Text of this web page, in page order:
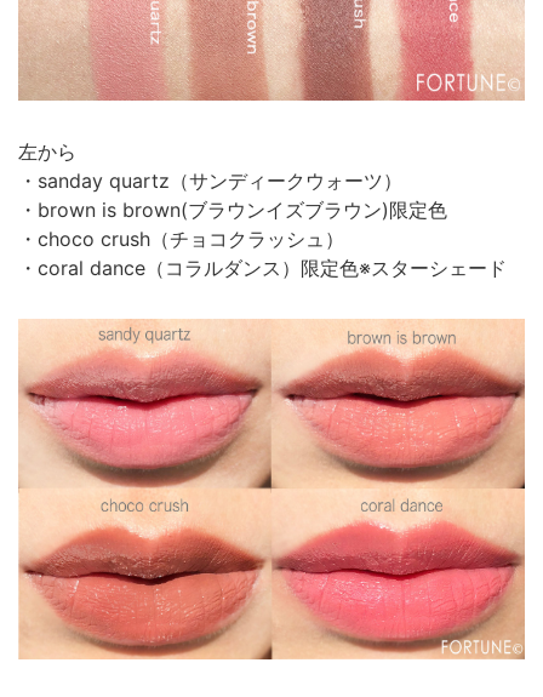
左から
・sanday quartz（サンディークウォーツ）
・brown is brown(ブラウンイズブラウン)限定色
・choco crush（チョコクラッシュ）
・coral dance（コラルダンス）限定色※スターシェード